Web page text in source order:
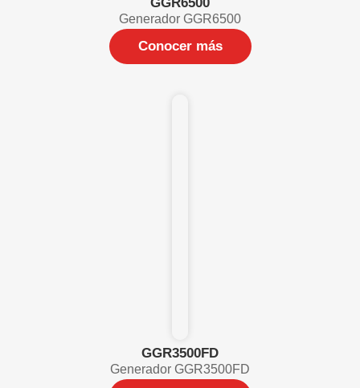
Generador GGR6500
Conocer más
GGR3500FD
Generador GGR3500FD